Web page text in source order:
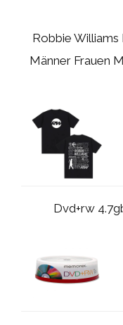
Robbie
Männer Frauen
Dvd+rw